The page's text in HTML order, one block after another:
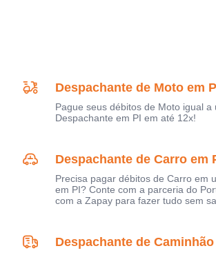
Despachante de Moto em
Pague seus débitos de Moto igual a
Despachante em PI em até 12x!
Despachante de Carro em
Precisa pagar débitos de Carro em
em PI? Conte com a parceria do
com a Zapay para fazer tudo sem
Despachante de Caminhão